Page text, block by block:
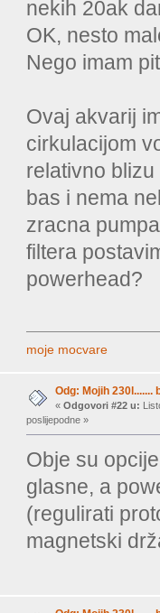
nekih 20ak
OK, nesto
Nego imam
Ovaj akvarij
cirkulacijom
relativno
bas i nema
zracna
filtera
powerhead?
moje mocvare
Odg: Mojih 230l.......
« Odgovori #22 u:
poslijepodne »
Obje su
glasne, a
(regulirati
magnetski